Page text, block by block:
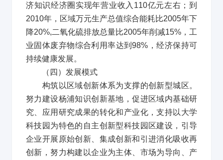
济知识经济圈实现年营业收入 110亿元左右；到
2010年，区域万元生产总值综合能耗比2005年下
降20%,二氧化硫排放总量比2005年削减15% ，工
业固体废弃物综合利用率达到98% ，经济保持可
持续健康发展。
（四）发展模式
构筑以区域创新体系为支撑的创新型城区。
努力建设杨浦知识创新基地，促进区域内基础研
究、应用研究成果的转化和产业化，支持以大学
科技园为特色的自主创新型科技园区建设，引导
企业开展原始创新、集成创新和引进消化吸收再
创新，努力构建以企业为主体、市场为导向、产